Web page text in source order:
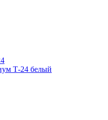
Т-24 белый